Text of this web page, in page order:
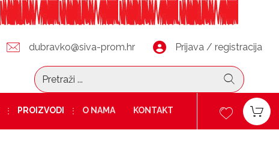
Prijava / registracija
dubravko@siva-prom.hr
PROIZVODI O NAMA KONTAKT